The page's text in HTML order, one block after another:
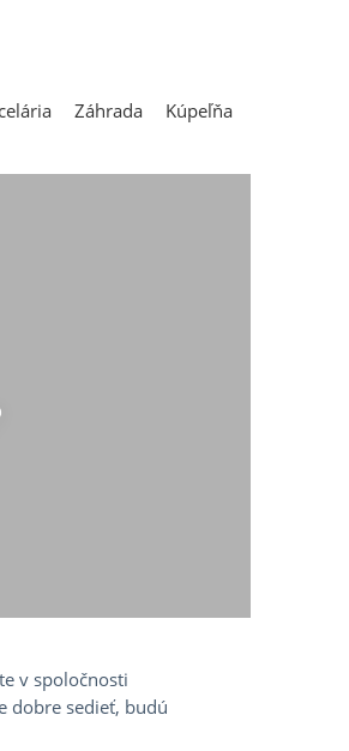
Záhrada Kúpeľňa
v spoločnosti
dobre sedieť, budú